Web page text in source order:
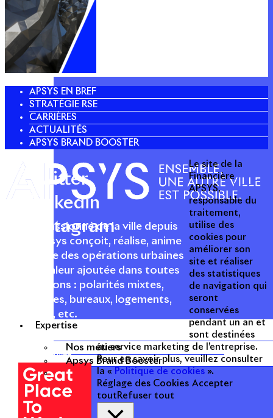
Expertise
Nos métiers
Apsys Brand Booster
APSYS EN BREF
STRATÉGIE RSE
CARRIÈRES
ACTUALITÉS
APSYS BRAND BOOSTER
Acteur passionné de la ville depuis
1996, Apsys conçoit, réalise, anime
et valorise des opérations urbaines
à forte valeur ajoutée dans toutes
les fonctions : polarités mixtes,
commerces, bureaux, logements,
hôtellerie, etc.
Une entreprise
certifiée
Twitter
Linkedin
Instagram
Le site de la
Financière
APSYS,
responsable du
traitement,
utilise des
cookies pour
améliorer son
site et réaliser
des statistiques
de navigation qui
seront
conservées
pendant un an et
sont destinées
au service marketing de l’entreprise.
Pour en savoir plus, veuillez consulter
la « Politique de cookies ».
Réglage des Cookies Accepter
tout Refuser tout